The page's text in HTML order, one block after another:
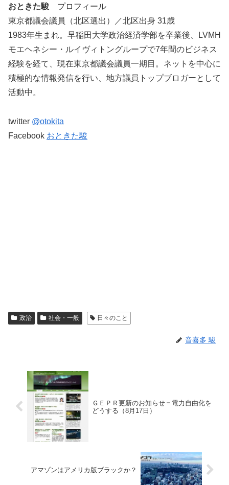
おときた駿 プロフィール
東京都議会議員（北区選出）／北区出身 31歳
1983年生まれ。早稲田大学政治経済学部を卒業後、LVMH
モエヘネシー・ルイヴィトングループで7年間のビジネス
経験を経て、現在東京都議会議員一期目。ネットを中心に
積極的な情報発信を行い、地方議員トップブロガーとして
活動中。
twitter @otokita
Facebook おときた駿
政治 社会・一般 日々のこと
音喜多 駿
ＧＥＰＲ更新のお知らせ＝電力自由化を
どうする（8月17日）
アマゾンはアメリカ版ブラックか？